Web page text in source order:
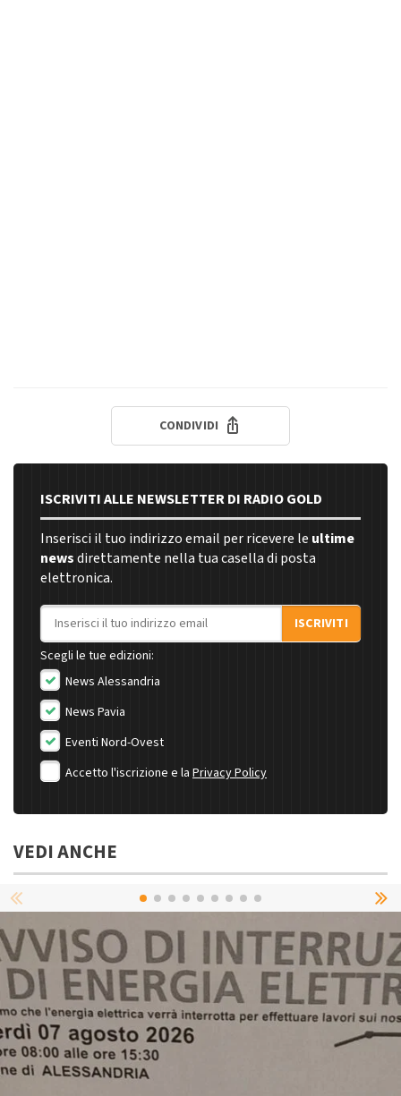
CONDIVIDI
ISCRIVITI ALLE NEWSLETTER DI RADIO GOLD
Inserisci il tuo indirizzo email per ricevere le ultime
newsdirettamente nella tua casella di posta
elettronica.
Indirizzo email
ISCRIVITI
Scegli le tue edizioni:
News Alessandria
News Pavia
Eventi Nord-Ovest
Accetto l'iscrizione e la Privacy Policy
VEDI ANCHE